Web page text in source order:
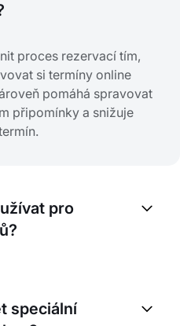
proces rezervací tím,
si termíny online
pomáhá spravovat
připomínky a snižuje
pro
si klienti snadno
speciální